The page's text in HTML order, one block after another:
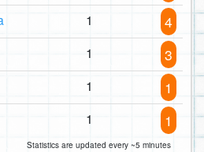
1 4
1 3
1 1
1 1
Statistics are updated every ~5 minutes